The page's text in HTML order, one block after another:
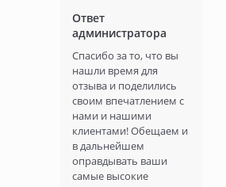
Ответ
администратора
Спасибо за то, что вы
нашли время для
отзыва и поделились
своим впечатлением с
нами и нашими
клиентами! Обещаем и
в дальнейшем
оправдывать ваши
самые высокие